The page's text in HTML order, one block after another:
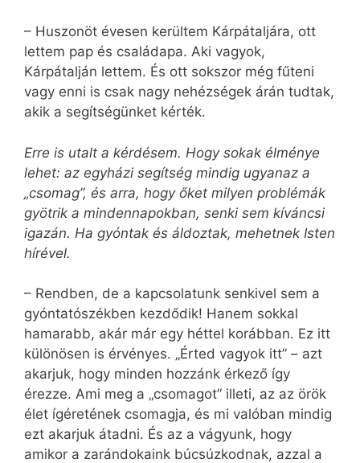
– Huszonöt évesen kerültem Kárpátaljára, ott
lettem pap és családapa. Aki vagyok,
Kárpátalján lettem. És ott sokszor még fűteni
vagy enni is csak nagy nehézségek árán tudtak,
akik a segítségünket kérték.
Erre is utalt a kérdésem. Hogy sokak élménye
lehet: az egyházi segítség mindig ugyanaz a
„csomag”, és arra, hogy őket milyen problémák
gyötrik a mindenna­pokban, senki sem kíváncsi
igazán. Ha gyóntak és áldoztak, mehetnek Isten
hírével.
– Rendben, de a kapcsolatunk senkivel sem a
gyóntatószékben kezdődik! Hanem sokkal
hamarabb, akár már egy héttel korábban. Ez itt
különösen is érvényes. „Érted vagyok itt” – azt
akarjuk, hogy minden hozzánk érkező így
érezze. Ami meg a „csomagot” illeti, az az örök
élet ígéretének csomagja, és mi valóban mindig
ezt akarjuk átadni. És az a vágyunk, hogy
amikor a zarándokaink búcsúzkodnak, azzal a